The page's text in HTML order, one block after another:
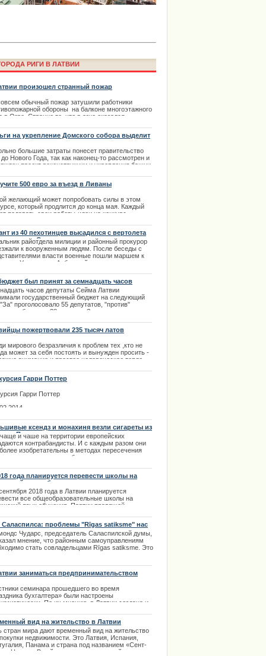
Rendezvous Jūrmala будет
в Риге с автошколой
к поклонникам
Rendezvous Jūrmala
извинилось за нарушение
РИГИ В ЛАТВИИ
произошел странный пожар
обычный пожар затушили работники
обороны на балконе многоэтажного
в Огре. Странно то, что в огне оказался
на укрепление Домского собора выделит
большие затраты понесет правительство
Нового Года, так как наконец-то рассмотрен и
проект реконструкции и укрепления башни
здание нуждается в срочном ремонте.
500 евро за въезд в Ливаны
желающий может попробовать силы в этом
который продлится до конца мая. Каждый
подавать свои работы-идеи на конкурс
дума.
из 40 пехотинцев высадился с вертолета
поселка Стрелковое
райотдела милиции и районный прокурор
к вооруженным людям. После беседы с
власти военные пошли маршем к
Украины на Арбатской стрелке.
был принят за семнадцать часов
часов депутаты Сейма Латвии
государственный бюджет на следующий
проголосовало 55 депутатов, "против"
госбюджету 38 человек. За принятие
Нацсоюз VL-ТБ/ДННЛ и "Независимая
Олштейнса". | 06.02.2014
пожертвовали 235 тысяч латов
детям
мирового безразличия к проблем тех ,кто не
может за себя постоять и вынужден просить -
внимание и простое человеческое тепло.
Гарри Поттер
Гарри Поттер
ксендз и монахиня везли сигареты из
в Польшу
и чаше на территории европейских
контрабандисты. И с каждым разом они
изобретательны в методах пересечения
и провоза в своем багаже запрещенных
года планируется перевести школы на
язык обучения.
2018 года в Латвии планируется
все общеобразовательные школы на
язык обучения. Партии правящей
договора.
проблемы "Rīgas satiksme" нас
касаться
Чударс, председатель Саласпилской думы,
мнение, что районным самоуправлениям
стать совладельцами Rīgas satiksme. Это
грядущим нововведением, которое
заниматься предпринимательством
семинара прошедшего во время
бухгалтера» были настроены
По их мнению, в Латвии создана и
и заниматься предпринимательством
вид на жительство в Латвии
стран мира дают временный вид на жительство
недвижимости. Это Латвия, Испания,
Панама и страна под названием «Сент-
и Невис». В рейтинге по минимальной